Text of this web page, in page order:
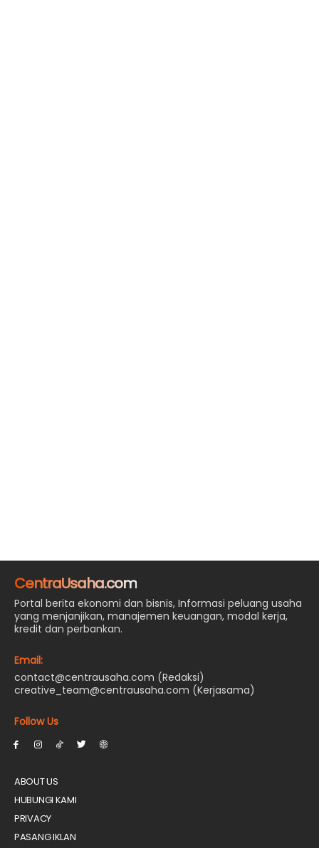
CentraUsaha.com
Portal berita ekonomi dan bisnis, Informasi peluang usaha
yang menjanjikan, manajemen keuangan, modal kerja,
kredit dan perbankan.
Email:
contact@centrausaha.com (Redaksi)
creative_team@centrausaha.com (Kerjasama)
Follow Us
ABOUT US
HUBUNGI KAMI
PRIVACY
PASANG IKLAN